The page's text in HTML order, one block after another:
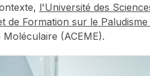
l'Université des
de Formation sur le Paludisme
(ACEME).